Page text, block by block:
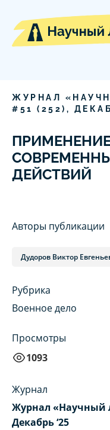
ЖУРНАЛ
# 51 ( 252),
ДЕЙСТВИЙ
Авторы публикации
Дудоров Виктор
Рубрика
Военное дело
Просмотры
1093
Журнал
Журнал «Научный
Декабрь ‘25